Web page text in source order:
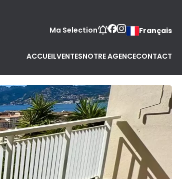
Ma Selection Français
ACCUEILVENTESNOTRE AGENCECONTACT